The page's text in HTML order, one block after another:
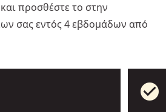
προσθέστε το στην
σας εντός 4 εβδομάδων από
check_circle